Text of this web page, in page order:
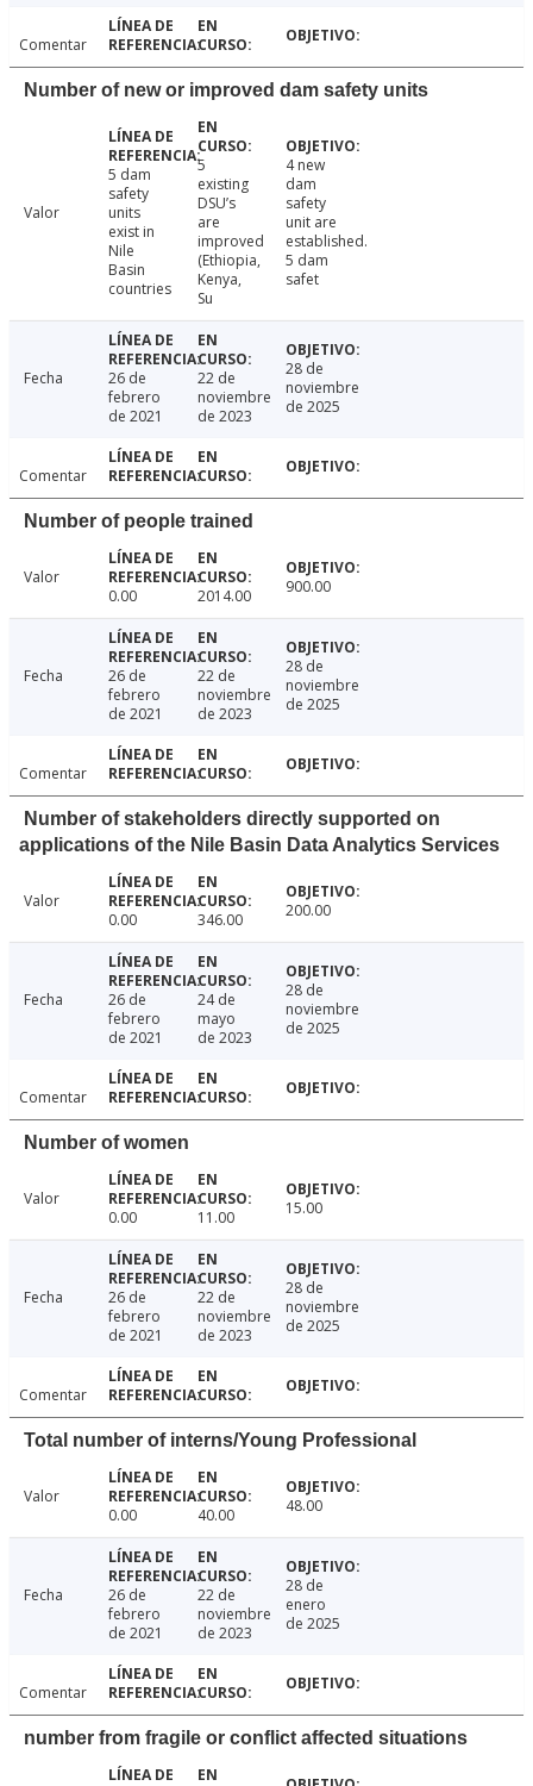
Comentar
Number of new or improved dam safety units
Valor
5 dam
safety
units
exist in
Nile
Basin
countries
5
existing
DSU’s
are
improved
(Ethiopia,
Kenya,
Su
4 new
dam
safety
unit are
established.
5 dam
safet
Fecha
26 de
febrero
de 2021
22 de
noviembre
de 2023
28 de
noviembre
de 2025
Comentar
Number of people trained
Valor
0.00
2014.00 900.00
Fecha
26 de
febrero
de 2021
22 de
noviembre
de 2023
28 de
noviembre
de 2025
Comentar
Number of stakeholders directly supported on
applications of the Nile Basin Data Analytics Services
Valor
0.00
346.00 200.00
Fecha
26 de
febrero
de 2021
24 de
mayo
de 2023
28 de
noviembre
de 2025
Comentar
Number of women
Valor
0.00
11.00 15.00
Fecha
26 de
febrero
de 2021
22 de
noviembre
de 2023
28 de
noviembre
de 2025
Comentar
Total number of interns/Young Professional
Valor
0.00
40.00 48.00
Fecha
26 de
febrero
de 2021
22 de
noviembre
de 2023
28 de
enero
de 2025
Comentar
number from fragile or conflict affected situations